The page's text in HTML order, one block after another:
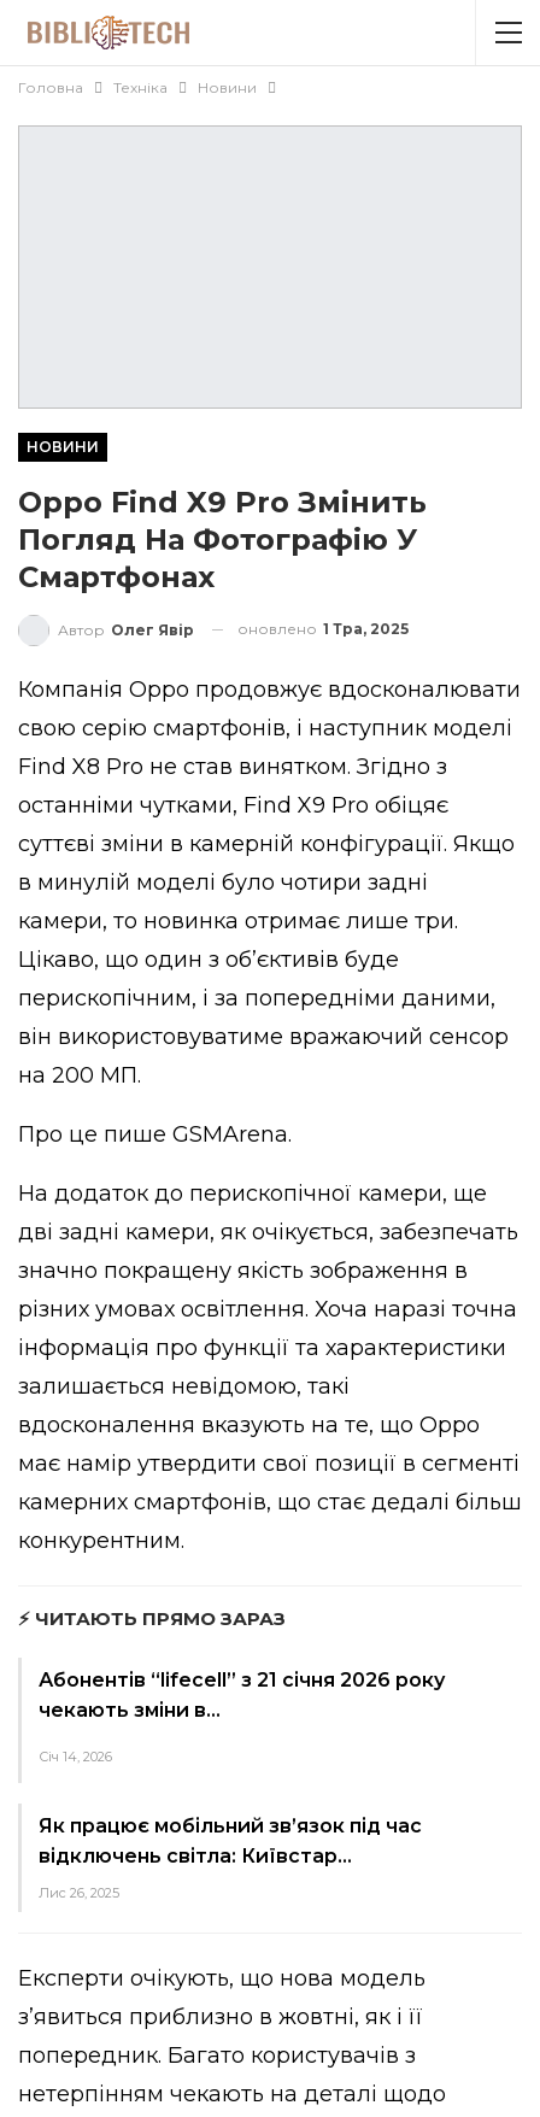
Головна Техніка Новини
НОВИНИ
Oppo Find X9 Pro Змінить
Погляд На Фотографію У
Смартфонах
Автор Олег Явір оновлено 1 Тра, 2025
Компанія Oppo продовжує вдосконалювати
свою серію смартфонів, і наступник моделі
Find X8 Pro не став винятком. Згідно з
останніми чутками, Find X9 Pro обіцяє
суттєві зміни в камерній конфігурації. Якщо
в минулій моделі було чотири задні
камери, то новинка отримає лише три.
Цікаво, що один з об’єктивів буде
перископічним, і за попередніми даними,
він використовуватиме вражаючий сенсор
на 200 МП.
Про це пише GSMArena.
На додаток до перископічної камери, ще
дві задні камери, як очікується, забезпечать
значно покращену якість зображення в
різних умовах освітлення. Хоча наразі точна
інформація про функції та характеристики
залишається невідомою, такі
вдосконалення вказують на те, що Oppo
має намір утвердити свої позиції в сегменті
камерних смартфонів, що стає дедалі більш
конкурентним.
⚡ ЧИТАЮТЬ ПРЯМО ЗАРАЗ
Абонентів “lifecell” з 21 січня 2026 року
чекають зміни в…
Січ 14, 2026
Як працює мобільний зв’язок під час
відключень світла: Київстар…
Лис 26, 2025
Експерти очікують, що нова модель
з’явиться приблизно в жовтні, як і її
попередник. Багато користувачів з
нетерпінням чекають на деталі щодо